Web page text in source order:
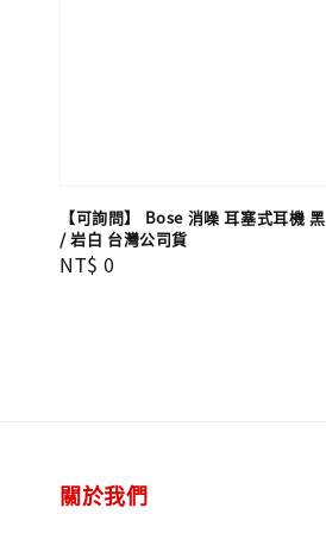
【可詢問】 Bose 消噪 耳塞式耳機 黑
/ 岩白 台灣公司貨
Regular
NT$ 0
關於我們